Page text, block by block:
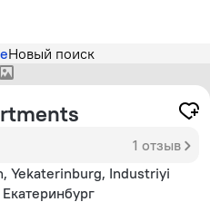
Новый поиск
фотографий
1 отзыв
Yekaterinburg, Industriyi